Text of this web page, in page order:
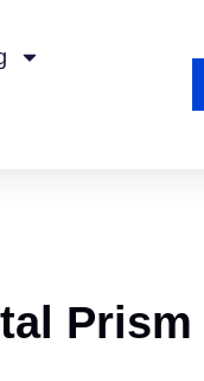
Prism